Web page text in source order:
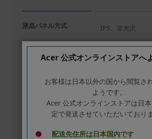
液晶パネル方式 IPS、非光沢
表示領域 344×194mm
フルHD（
画素ピッチ 0.179mm
Acer 公式オンラインストアへ
お客様は日本以外の国から閲覧さ
ようです。
Acer 公式オンラインストアは日
定で発送させていただいておりま
配送先住所は日本国内です